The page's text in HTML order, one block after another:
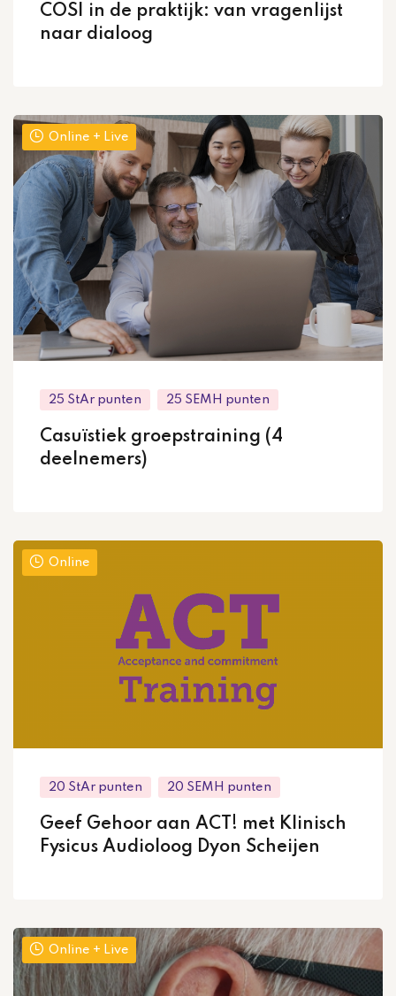
COSI in de praktijk: van vragenlijst
naar dialoog
Online + Live
25 StAr punten 25 SEMH punten
Casuïstiek groepstraining (4
deelnemers)
Online
20 StAr punten 20 SEMH punten
Geef Gehoor aan ACT! met Klinisch
Fysicus Audioloog Dyon Scheijen
Online + Live